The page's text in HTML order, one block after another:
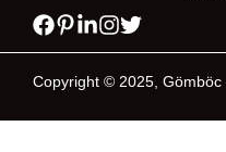
Copyright © 2025, Gömböc